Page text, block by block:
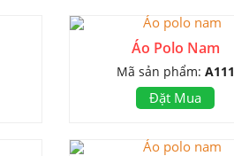
Áo Polo Nam
Mã sản phẩm: A111
Đặt Mua